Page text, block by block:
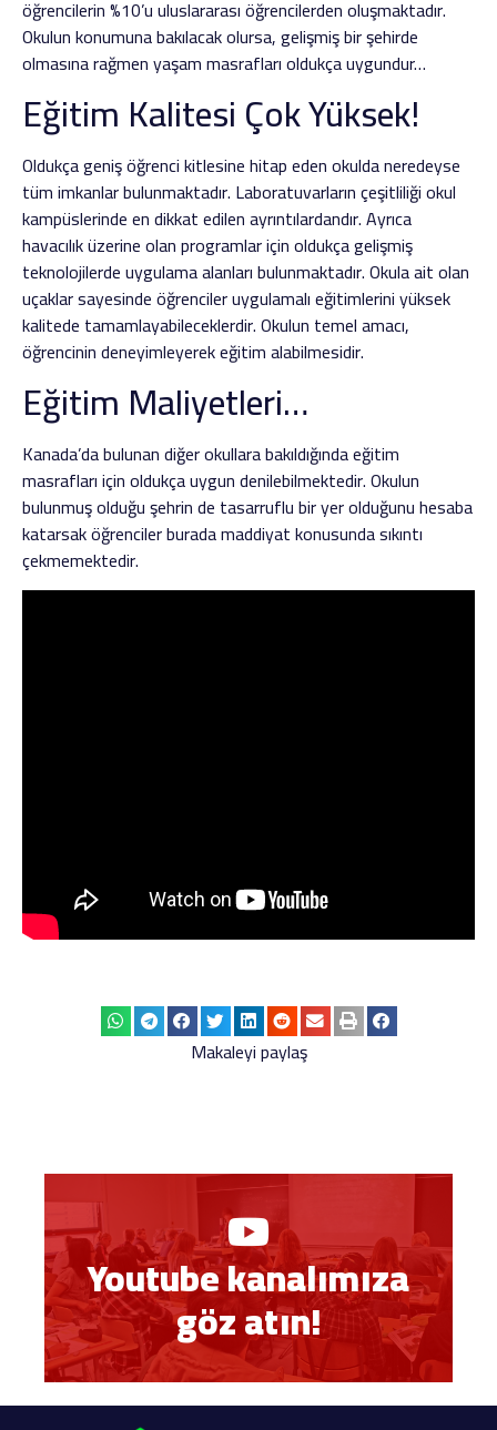
öğrencilerin %10’u uluslararası öğrencilerden oluşmaktadır.
Okulun konumuna bakılacak olursa, gelişmiş bir şehirde
olmasına rağmen yaşam masrafları oldukça uygundur…
Eğitim Kalitesi Çok Yüksek!
Oldukça geniş öğrenci kitlesine hitap eden okulda neredeyse
tüm imkanlar bulunmaktadır. Laboratuvarların çeşitliliği okul
kampüslerinde en dikkat edilen ayrıntılardandır. Ayrıca
havacılık üzerine olan programlar için oldukça gelişmiş
teknolojilerde uygulama alanları bulunmaktadır. Okula ait olan
uçaklar sayesinde öğrenciler uygulamalı eğitimlerini yüksek
kalitede tamamlayabileceklerdir. Okulun temel amacı,
öğrencinin deneyimleyerek eğitim alabilmesidir.
Eğitim Maliyetleri…
Kanada’da bulunan diğer okullara bakıldığında eğitim
masrafları için oldukça uygun denilebilmektedir. Okulun
bulunmuş olduğu şehrin de tasarruflu bir yer olduğunu hesaba
katarsak öğrenciler burada maddiyat konusunda sıkıntı
çekmemektedir.
Makaleyi paylaş
Youtube kanalımıza
göz atın!